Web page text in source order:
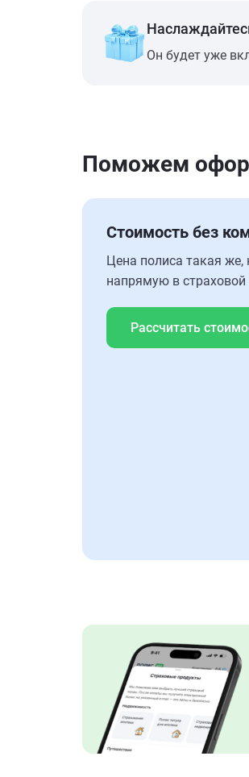
Он будет уже
Поможем
Стоимость без
Цена полиса такая
напрямую в
Рассчитать